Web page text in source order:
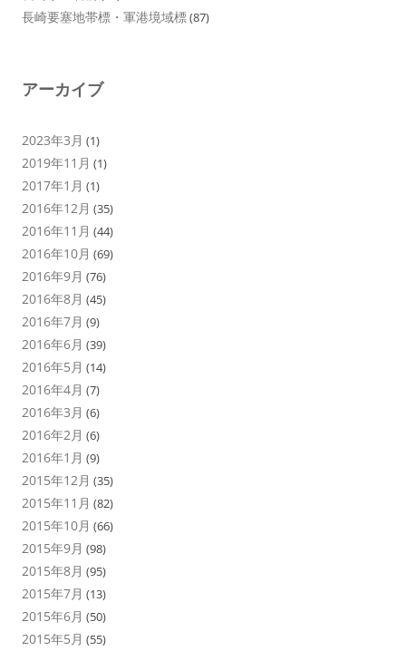
長崎要塞地帯標・軍港境域標(87)
アーカイブ
2023年3月 (1)
2019年11月 (1)
2017年1月 (1)
2016年12月 (35)
2016年11月 (44)
2016年10月 (69)
2016年9月 (76)
2016年8月 (45)
2016年7月 (9)
2016年6月 (39)
2016年5月 (14)
2016年4月 (7)
2016年3月 (6)
2016年2月 (6)
2016年1月 (9)
2015年12月 (35)
2015年11月 (82)
2015年10月 (66)
2015年9月 (98)
2015年8月 (95)
2015年7月 (13)
2015年6月 (50)
2015年5月 (55)